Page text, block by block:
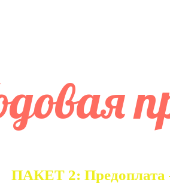
ПАКЕТ 2: Предоплата